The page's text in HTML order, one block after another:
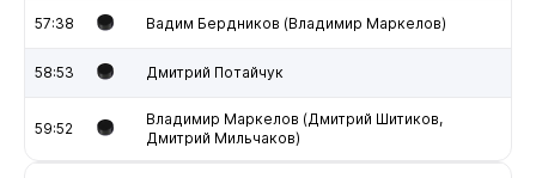
57:38 Вадим Бердников (Владимир Маркелов)
58:53 Дмитрий Потайчук
59:52
Владимир Маркелов (Дмитрий Шитиков,
Дмитрий Мильчаков)